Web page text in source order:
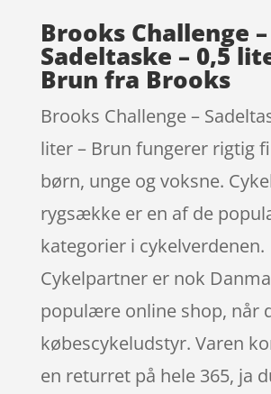
Brooks Challenge –
Sadeltaske – 0,5
Brun fra Brooks
Brooks Challenge –
liter – Brun fungerer rigtig
børn, unge og voksne.
rygsække er en af de
kategorier i cykelverdenen.
Cykelpartner er nok
populære online shop, når
købescykeludstyr. Varen
en returret på hele 365, ja